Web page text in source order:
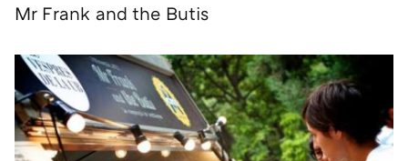
Mr Frank and the Butis